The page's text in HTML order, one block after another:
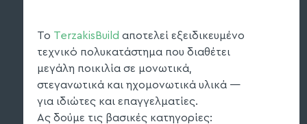
Το TerzakisBuild αποτελεί εξειδικευμένο
τεχνικό πολυκατάστημα που διαθέτει
μεγάλη ποικιλία σε μονωτικά,
στεγανωτικά και ηχομονωτικά υλικά —
για ιδιώτες και επαγγελματίες.
Ας δούμε τις βασικές κατηγορίες: